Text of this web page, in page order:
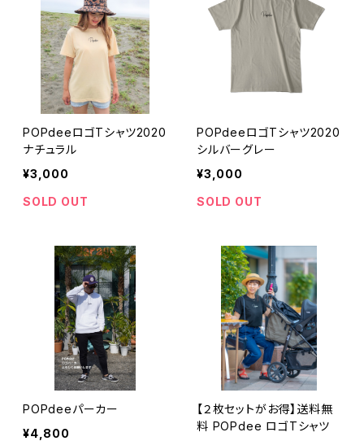
POPdeeロゴTシャツ2020
ナチュラル
¥3,000
SOLD OUT
POPdeeロゴTシャツ2020
シルバーグレー
¥3,000
SOLD OUT
POPdeeパーカー
¥4,800
【２枚セットがお得】送料無
料 POPdee ロゴTシャツ